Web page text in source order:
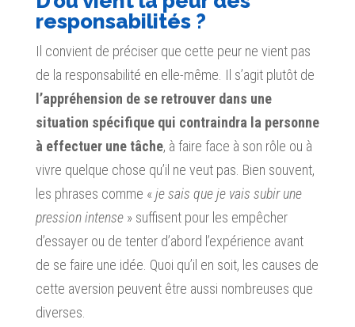
responsabilités ?
Il convient de préciser que cette peur ne vient pas
de la responsabilité en elle-même. Il s’agit plutôt de
l’appréhension de se retrouver dans une
situation spécifique qui contraindra la personne
à effectuer une tâche, à faire face à son rôle ou à
vivre quelque chose qu’il ne veut pas. Bien souvent,
les phrases comme « je sais que je vais subir une
pression intense» suffisent pour les empêcher
d’essayer ou de tenter d’abord l’expérience avant
de se faire une idée. Quoi qu’il en soit, les causes de
cette aversion peuvent être aussi nombreuses que
diverses.